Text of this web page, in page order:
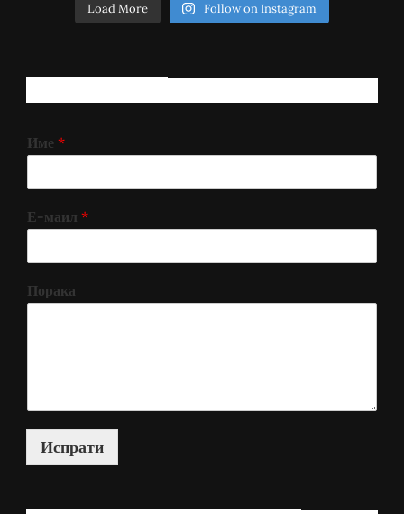
Load More Follow on Instagram
Име *
Е-маил *
Порака
Испрати